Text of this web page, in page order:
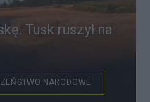
Tusk ruszył na
NARODOWE